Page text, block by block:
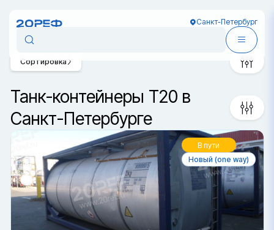
Санкт-Петербург
Танк-контейнеры T20 в
Санкт-Петербурге
Сортировка
В пути
Новый (one way)